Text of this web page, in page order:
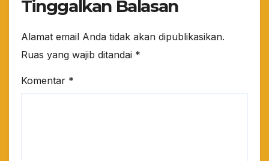
Tinggalkan Balasan
Alamat email Anda tidak akan dipublikasikan.
Ruas yang wajib ditandai *
Komentar *